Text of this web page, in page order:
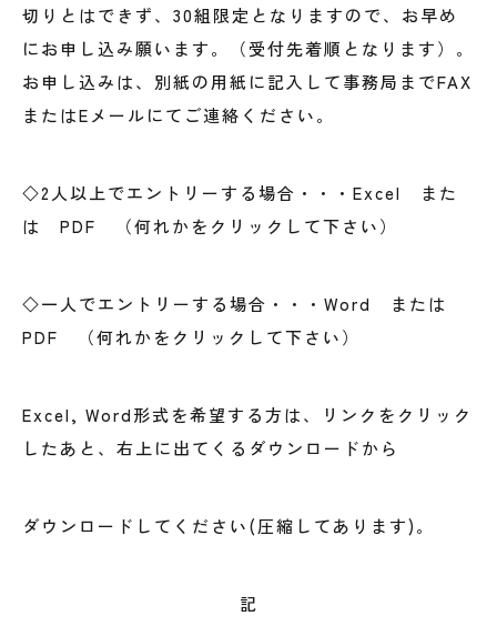
切りとはできず、30組限定となりますので、お早め
にお申し込み願います。（受付先着順となります）。
お申し込みは、別紙の用紙に記入して事務局までFAX
またはEメールにてご連絡ください。
◇2人以上でエントリーする場合・・・ Excel
また
は PDF （何れかをクリックして下さい）
◇一人でエントリーする場合・・・ Word
または
PDF （何れかをクリックして下さい）
Excel, Word形式を希望する方は、リンクをクリック
したあと、右上に出てくるダウンロードから
ダウンロードしてください(圧縮してあります)。
記